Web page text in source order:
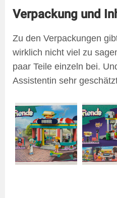
Verpackung und
Zu den Verpackungen
wirklich nicht viel zu
paar Teile einzeln bei.
Assistentin sehr